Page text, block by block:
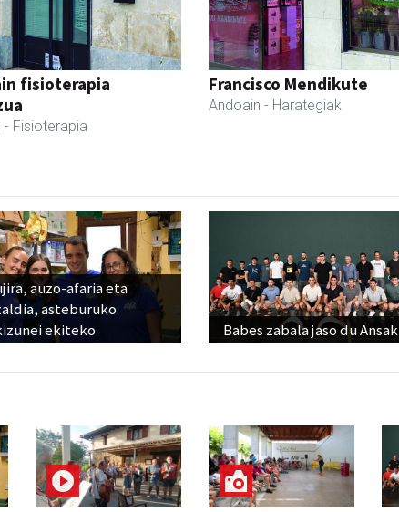
fisioterapia
- Fisioterapia
Francisco Mendikute
Andoain - Harategiak
auzo-afaria eta
asteburuko
ekiteko
Babes zabala jaso du Ansak